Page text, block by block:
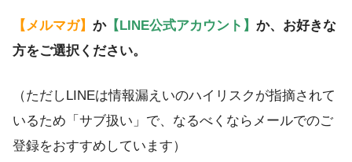
【メルマガ】 か【LINE公式アカウント】 か、お好きな
方をご選択ください。
（ただしLINEは情報漏えいのハイリスクが指摘されて
いるため「サブ扱い」で、なるべくならメールでのご
登録をおすすめしています）